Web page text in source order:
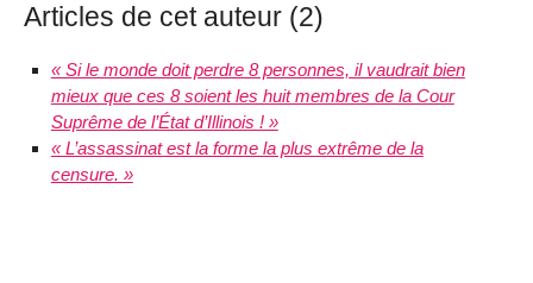
Articles de cet auteur (2)
« Si le monde doit perdre 8 personnes, il vaudrait bien
mieux que ces 8 soient les huit membres de la Cour
Suprême de l’État d’Illinois ! »
« L’assassinat est la forme la plus extrême de la
censure. »